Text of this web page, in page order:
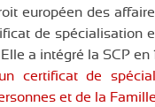
européen des
de spécialisation
a intégré la SCP en
certificat de
et de la Famille